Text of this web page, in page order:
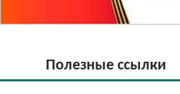
Полезные ссылки